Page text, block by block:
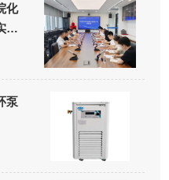
化
验
泵